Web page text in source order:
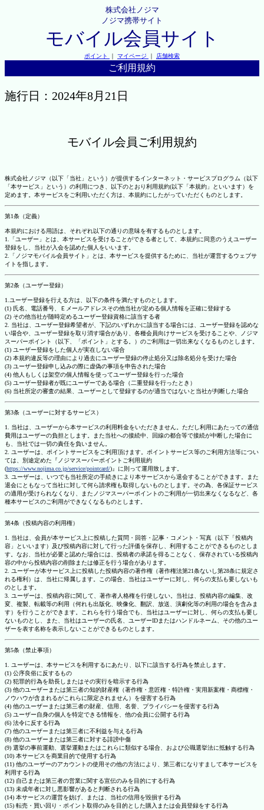
株式会社ノジマ
ノジマ携帯サイト
モバイル会員サイト
ポイント ｜ マイページ ｜ 店舗検索
ご利用規約
施行日：2024年8月21日
モバイル会員ご利用規約
株式会社ノジマ（以下「当社」という）が提供するインターネット・サービスプログラム（以下
「本サービス」という）の利用につき、以下のとおり利用規約(以下「本規約」といいます）を
定めます。本サービスをご利用いただく方は、本規約にしたがっていただくものとします。
第1条（定義）
本規約における用語は、それぞれ以下の通りの意味を有するものとします。
1.「ユーザー」とは、本サービスを受けることができる者として、本規約に同意のうえユーザー
登録をし、当社が入会を認めた個人をいいます。
2.「ノジマモバイル会員サイト」とは、本サービスを提供するために、当社が運営するウェブサ
イトを指します。
第2条（ユーザー登録）
1.ユーザー登録を行える方は、以下の条件を満たすものとします。
(1) 氏名、電話番号、Ｅメールアドレスその他当社が定める個人情報を正確に登録する
(2) その他当社が随時定めるユーザー登録資格に該当する者
2. 当社は、ユーザー登録希望者が、下記のいずれかに該当する場合には、ユーザー登録を認めな
い場合や、ユーザー登録を取り消す場合があり、各種会員向けサービスを受けることや、ノジマ
スーパーポイント（以下、「ポイント」とする。）のご利用は一切出来なくなるものとします。
(1) ユーザー登録をした個人が実在しない場合
(2) 本規約違反等の理由により過去にユーザー登録の停止処分又は除名処分を受けた場合
(3) ユーザー登録申し込みの際に虚偽の事項を申告された場合
(4) 他人もしくは架空の個人情報を使ってユーザー登録を行った場合
(5) ユーザー登録者が既にユーザーである場合（二重登録を行ったとき）
(6) 当社所定の審査の結果、ユーザーとして登録するのが適当ではないと当社が判断した場合
第3条（ユーザーに対するサービス）
1. 当社は、ユーザーから本サービスの利用料金をいただきません。ただし利用にあたっての通信
費用はユーザーの負担とします。また当社への接続中、回線の都合等で接続が中断した場合に
も、当社では一切の責任を負いません。
2. ユーザーは、ポイントサービスをご利用頂けます。ポイントサービス等のご利用方法等につい
ては、別途定めた『ノジマスーパーポイントご利用規約
(https://www.nojima.co.jp/service/pointcard/)』に則って運用致します。
3. ユーザーは、いつでも当社所定の手続きにより本サービスから退会することができます。また
退会にともなって当社に対して何ら請求権も取得しないものとします。その為、各保証サービス
の適用が受けられなくなり、またノジマスーパーポイントのご利用が一切出来なくなるなど、各
種本サービスのご利用ができなくなるものとします。
第4条（投稿内容の利用権）
1. 当社は、会員が本サービス上に投稿した質問・回答・記事・コメント・写真（以下「投稿内
容」といいます）及び投稿内容に対して行った評価を保存し、利用することができるものとしま
す。なお、当社が必要と認めた場合には、投稿者の承諾を得ることなく、保存されている投稿内
容の中から投稿内容の削除または修正を行う場合があります。
2. ユーザーが本サービス上に投稿した投稿内容の著作権（著作権法第21条ないし第28条に規定さ
れる権利）は、当社に帰属します。この場合、当社はユーザーに対し、何らの支払も要しないも
のとします。
3. ユーザーは、投稿内容に関して、著作者人格権を行使しない。当社は、投稿内容の編集、改
変、複製、転載等の利用（何れも出版化、映像化、翻訳、放送、演劇化等の利用の場合を含みま
す）を行うことができます。これらを行う場合でも、当社はユーザーに対し、何らの支払も要し
ないものとし、また、当社はユーザーの氏名、ユーザーIDまたはハンドルネーム、その他のユー
ザーを表す名称を表示しないことができるものとします。
第5条（禁止事項）
1. ユーザーは、本サービスを利用するにあたり、以下に該当する行為を禁止します。
(1) 公序良俗に反するもの
(2) 犯罪的行為を助長しまたはその実行を暗示する行為
(3) 他のユーザーまたは第三者の知的財産権（著作権・意匠権・特許権・実用新案権・商標権・
ノウハウが含まれるがこれらに限定されません）を侵害する行為
(4) 他のユーザーまたは第三者の財産、信用、名誉、プライバシーを侵害する行為
(5) ユーザー自身の個人を特定できる情報を、他の会員に公開する行為
(6) 法令に反する行為
(7) 他のユーザーまたは第三者に不利益を与える行為
(8) 他のユーザーまたは第三者に対する誹謗中傷
(9) 選挙の事前運動、選挙運動またはこれらに類似する場合、および公職選挙法に抵触する行為
(10) 本サービスを商業目的で使用する行為
(11) 他のユーザーのアカウントの使用その他の方法により、第三者になりすまして本サービスを
利用する行為
(12) 自己または第三者の営業に関する宣伝のみを目的にする行為
(13) 未成年者に対し悪影響があると判断される行為
(14) 本サービスの運営を妨げ、または、当社の信用を毀損する行為
(15) 転売・買い回り・ポイント取得のみを目的とした購入または会員登録をする行為